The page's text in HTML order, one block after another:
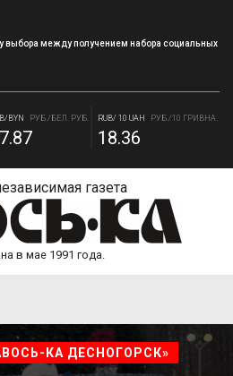
выбора между получением набора социальных
82.17
BYN РУБ./БЕЛ. РУБ. RUB/ 10 UAH РУБ./10 ГРИВНА.
18.36
газета
в мае 1991 года.
КА ДЕСНОГОРСК»